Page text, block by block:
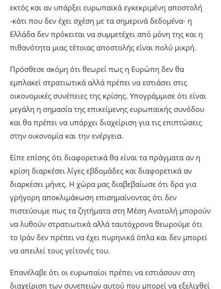
εκτός και αν υπάρξει ευρωπαϊκά εγκεκριμένη αποστολή
-κάτι που δεν έχει σχέση με τα σημερινά δεδομένα- η
Ελλάδα δεν πρόκειται να συμμετέχει από μόνη της και η
πιθανότητα μιας τέτοιας αποστολής είναι πολύ μικρή.
Πρόσθεσε ακόμη ότι θεωρεί πως η Ευρώπη δεν θα
εμπλακεί στρατιωτικά αλλά πρέπει να εστιάσει στις
οικονομικές συνέπειες της κρίσης. Υπογράμμισε ότι είναι
μεγάλη η σημασία της επικείμενης ευρωπαϊκής συνόδου
και θα πρέπει να υπάρχει διαχείριση για τις επιπτώσεις
στην οικονομία και την ενέργεια.
Είπε επίσης ότι διαφορετικά θα είναι τα πράγματα αν η
κρίση διαρκέσει λίγες εβδομάδες και διαφορετικά αν
διαρκέσει μήνες. Η χώρα μας διαβεβαίωσε ότι δρα για
γρήγορη αποκλιμάκωση επισημαίνοντας ότι δεν
πιστεύουμε πως τα ζητήματα στη Μέση Ανατολή μπορούν
να λυθούν στρατιωτικά αλλά ταυτόχρονα θεωρούμε ότι
το Ιράν δεν πρέπει να έχει πυρηνικά όπλα και δεν μπορεί
να απειλεί τους γείτονές του.
Επανέλαβε ότι οι ευρωπαίοι πρέπει να εστιάσουν στη
διαχείριση των συνεπειών αυτού που μπορεί να εξελιχθεί